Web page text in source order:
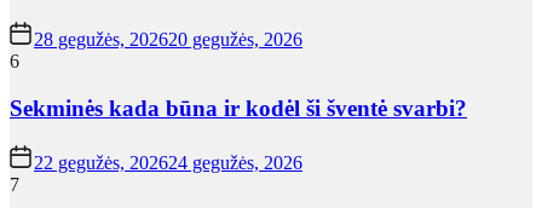
28 gegužės, 202620 gegužės, 2026
6
Sekminės kada būna ir kodėl ši šventė svarbi?
22 gegužės, 202624 gegužės, 2026
7